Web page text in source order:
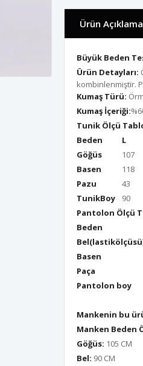
Ürün
Büyük Beden
Ürün Detayları:
kombinlenmiştir.
Kumaş Türü:
Kumaş İçeriği:
Tunik Ölçü
Beden
L
Göğüs
107
Basen
118
Pazu
43
TunikBoy
90
Pantolon Ölçü
Beden
Basen
Paça
Pantolon boy
Mankenin bu
Manken Beden
Göğüs: 105 CM
Bel: 90 CM